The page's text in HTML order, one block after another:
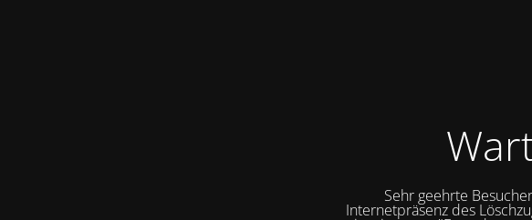
Sehr geehrte
Internetpräsenz des